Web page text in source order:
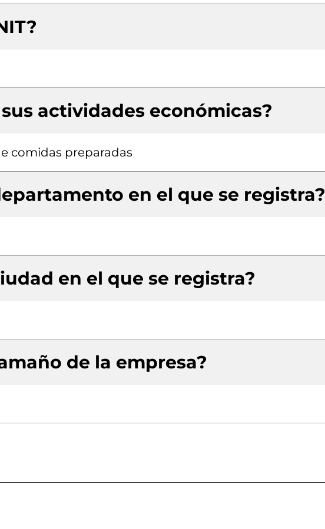
actividades económicas?
comidas preparadas
en el que se registra?
en el que se registra?
de la empresa?